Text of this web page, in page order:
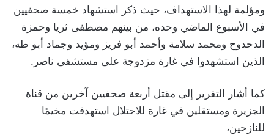
ومؤلمة لهذا الاستهداف، حيث ذكر استشهاد خمسة صحفيين
في الأسبوع الماضي وحده، من بينهم مصطفى ثريا وحمزة
الدحدوح ومحمد سلامة وأحمد أبو فريز ومؤيد وجماد أبو طه،
الذين استشهدوا في غارة مزدوجة على مستشفى ناصر.
كما أشار التقرير إلى مقتل أربعة صحفيين آخرين من قناة
الجزيرة ومستقلين في غارة للاحتلال استهدفت مخيمًا
للنازحين،